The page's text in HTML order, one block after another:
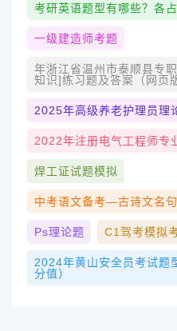
考研英语题型有哪些？各占
一级建造师考题
年浙江省温州市泰顺县专
知识]练习题及答案（网页
2025年高级养老护理员理
2022年注册电气工程师专
焊工证试题模拟
中考语文备考—古诗文名
Ps理论题 C1驾考模拟
2024年黄山安全员考试题
分值）